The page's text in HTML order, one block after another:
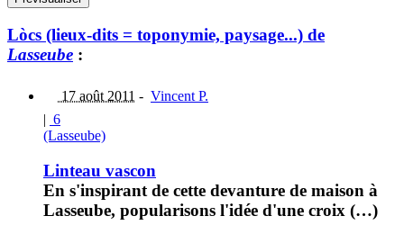
Lòcs (lieux-dits = toponymie, paysage...) de
Lasseube :
17 août 2011 - Vincent P.
| 6
(Lasseube)
Linteau vascon
En s'inspirant de cette devanture de maison à
Lasseube, popularisons l'idée d'une croix (…)